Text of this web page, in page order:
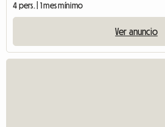
4 pers. | 1 mes mínimo
Ver anuncio